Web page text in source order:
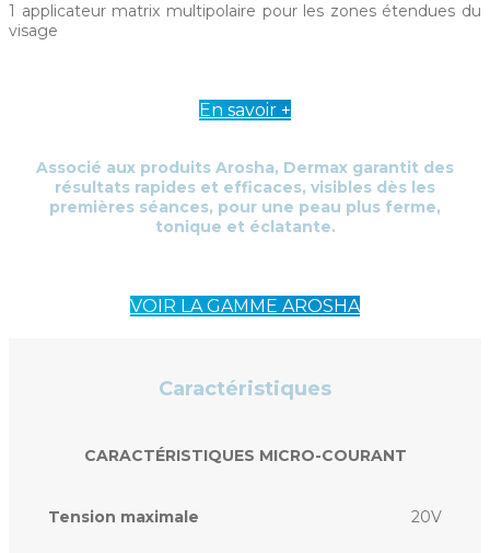
1 applicateur matrix multipolaire pour les zones étendues du
visage
En savoir +
Associé aux produits Arosha, Dermax garantit des
résultats rapides et efficaces, visibles dès les
premières séances, pour une peau plus ferme,
tonique et éclatante.
VOIR LA GAMME AROSHA
Caractéristiques
CARACTÉRISTIQUES MICRO-COURANT
Tension maximale 20V